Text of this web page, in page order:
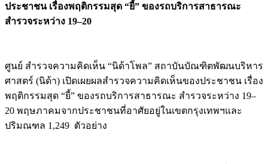
ประชาชน เรื่องพฤติกรรมสุด “ยี้” ของรถบริการสาธารณะ
สำรวจระหว่าง 19–20
ศูนย์ สำรวจความคิดเห็น “นิด้าโพล” สถาบันบัณฑิตพัฒนบริหาร
ศาสตร์ (นิด้า) เปิดเผยผลสำรวจความคิดเห็นของประชาชน เรื่อง
พฤติกรรมสุด “ยี้” ของรถบริการสาธารณะ สำรวจระหว่าง 19–
20 พฤษภาคมจากประชาชนที่อาศัยอยู่ในเขตกรุงเทพฯและ
ปริมณฑล 1,249 ตัวอย่าง